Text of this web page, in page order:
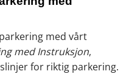
med vårt
med Instruksjon,
for riktig parkering.